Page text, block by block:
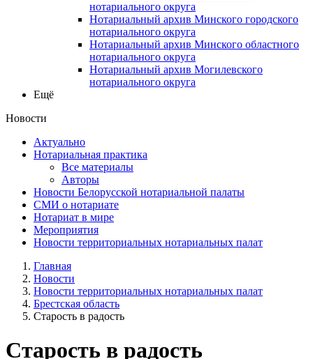
нотариального округа
Нотариальный архив Минского городского
нотариального округа
Нотариальный архив Минского областного
нотариального округа
Нотариальный архив Могилевского
нотариального округа
Ещё
Новости
Актуально
Нотариальная практика
Все материалы
Авторы
Новости Белорусской нотариальной палаты
СМИ о нотариате
Нотариат в мире
Мероприятия
Новости территориальных нотариальных палат
Главная
Новости
Новости территориальных нотариальных палат
Брестская область
Старость в радость
Старость в радость